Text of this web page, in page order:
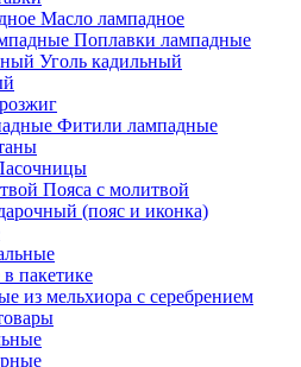
Масло лампадное
Поплавки лампадные
Уголь кадильный
Фитили лампадные
Пояса с молитвой
(пояс и иконка)
пакетике
из мельхиора с серебрением